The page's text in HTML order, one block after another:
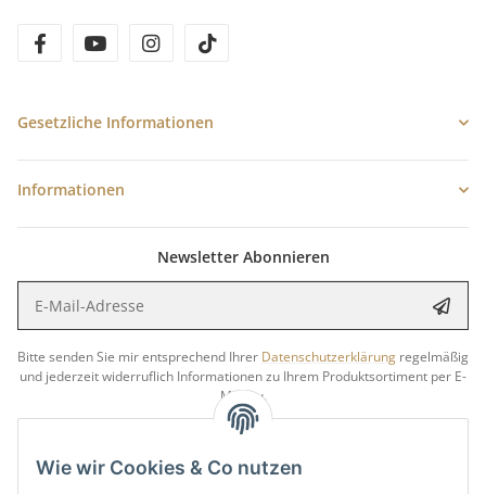
Wie wir Cookies & Co nutzen
facebookyoutube instagram
Gesetzliche Informationen
Informationen
Newsletter Abonnieren
Bitte senden Sie mir entsprechend Ihrer Datenschutzerklärung regelmäßig
und jederzeit widerruflich Informationen zu Ihrem Produktsortiment per E-
Mail zu.
Newsletter abonnieren und
Für Ihren nächsten Einkauf in unserem WOODResin-Shop.